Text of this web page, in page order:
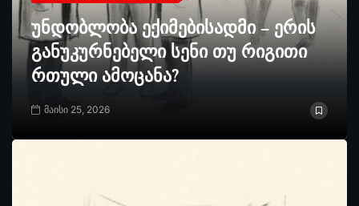
უნდობლობა ექიმებისადმი – ერის
განუკურნებელი სენი თუ რიგითი
რთული ამოცანა?
მაისი 25, 2026